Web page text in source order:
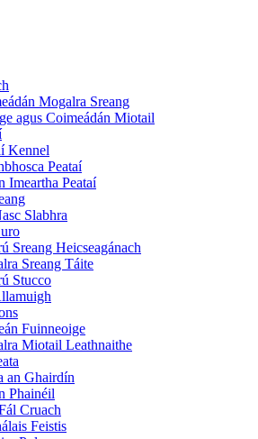
Mogalra Sreang
agus Coimeádán Miotail
Kennel
Peataí
Imeartha Peataí
Slabhra
Sreang Heicseagánach
Sreang Táite
Stucco
Fuinneoige
Miotail Leathnaithe
an Ghairdín
Phainéil
Cruach
Feistis